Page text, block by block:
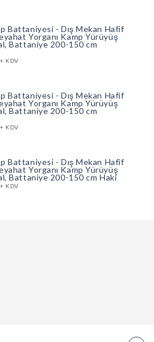
Battaniyesi - Dış Mekan Hafif
Yorganı Kamp Yürüyüş
Battaniye 200-150 cm
KDV
Battaniyesi - Dış Mekan Hafif
Yorganı Kamp Yürüyüş
Battaniye 200-150 cm
KDV
Battaniyesi - Dış Mekan Hafif
Yorganı Kamp Yürüyüş
Battaniye 200-150 cm Haki
KDV